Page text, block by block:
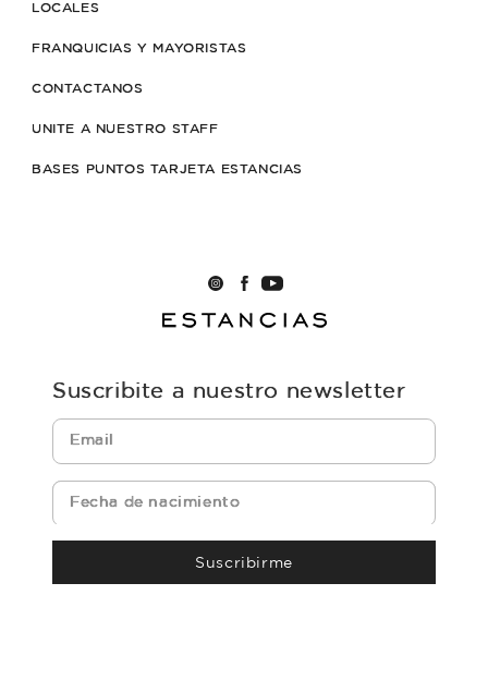
LOCALES
FRANQUICIAS Y MAYORISTAS
CONTACTANOS
UNITE A NUESTRO STAFF
BASES PUNTOS TARJETA ESTANCIAS
Suscribite a nuestro newsletter
Suscribirme